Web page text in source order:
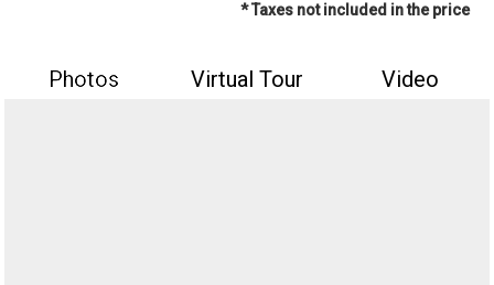
* Taxes not included in the price
Photos Virtual Tour Video